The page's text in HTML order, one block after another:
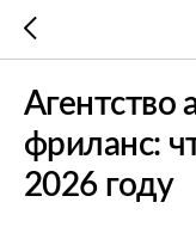
Агентство
фриланс:
2026 году